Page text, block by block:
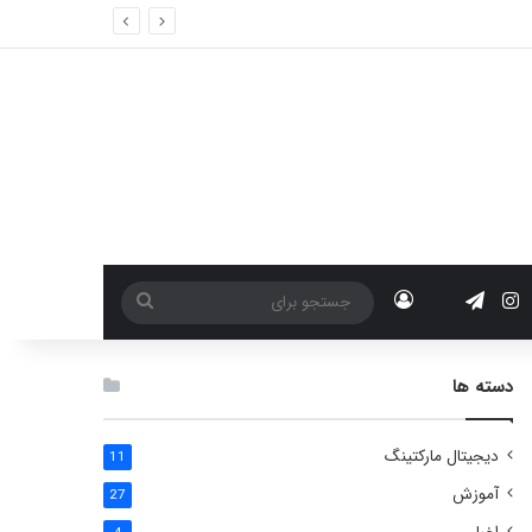
اینستاگرام
تلگرام آپاراتورود
جستجو
برای
دسته ها
دیجیتال مارکتینگ 11
آموزش 27